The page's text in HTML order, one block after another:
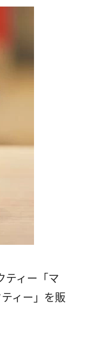
ティー「マ
ィー」を販